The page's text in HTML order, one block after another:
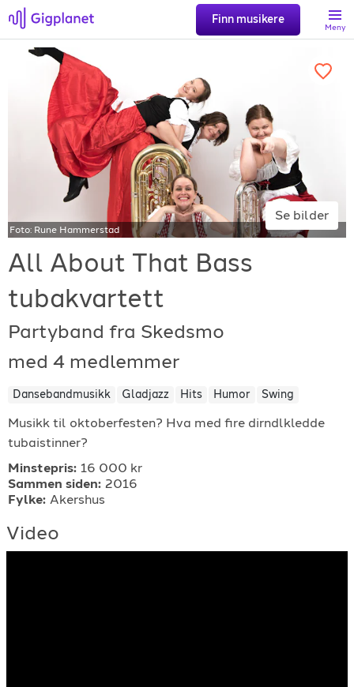
Finn musikere
Meny
Søk
Favoritter
Registrer artist
Gigplanet
For musiker
Support
Foto: Rune Hammerstad
Se bilder
All About That Bass
tubakvartett
Partyband fra Skedsmo
med 4 medlemmer
Dansebandmusikk Gladjazz Hits Humor Swing
Musikk til oktoberfesten? Hva med fire dirndlkledde
tubaistinner?
Minstepris: 16 000 kr
Sammen siden: 2016
Fylke: Akershus
Video